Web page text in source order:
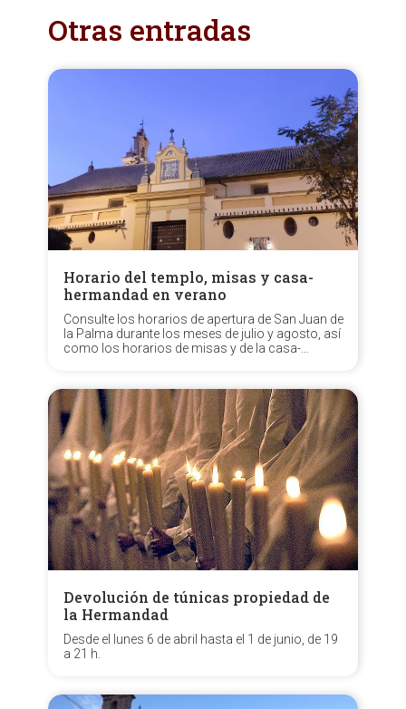
Otras entradas
Horario del templo, misas y casa-
hermandad en verano
Consulte los horarios de apertura de San Juan de
la Palma durante los meses de julio y agosto, así
como los horarios de misas y de la casa-
Devolución de túnicas propiedad de
la Hermandad
Desde el lunes 6 de abril hasta el 1 de junio, de 19
a 21 h.